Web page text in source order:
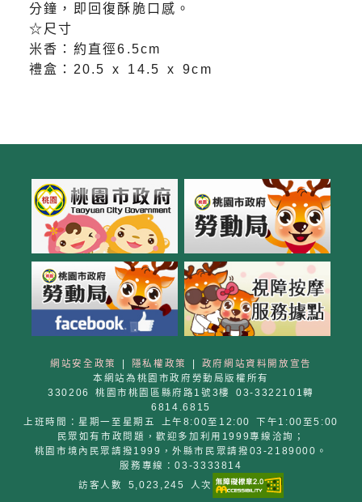
分鐘，即回復酥脆口感。
☆尺寸
米香：約直徑6.5cm
禮盒：20.5 x 14.5 x 9cm
網站安全政策 隱私權政策
政府網站資料開放宣告
本網站為桃園市政府勞動局版權所有
330206 桃園市桃園區縣府路1號3樓 03-3322101轉
6814.6815
上班時間：星期一至星期五 上午8:00至12:00 下午1:00至5:00
民眾如有市政問題，歡迎多加利用1999專線洽詢；
桃園市境內民眾請撥1999，外縣市民眾請撥03-2189000。
服務專線：03-3333814
訪客人數 5,023,245 人次